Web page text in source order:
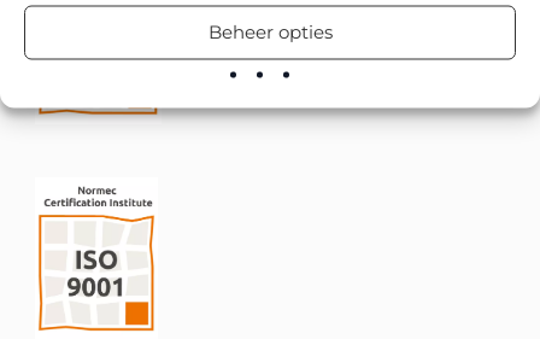
Beheer opties